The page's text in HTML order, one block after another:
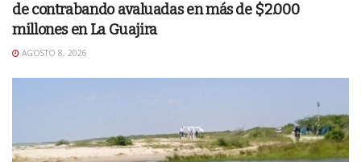
de contrabando avaluadas en más de $2.000
millones en La Guajira
AGOSTO 8, 2026